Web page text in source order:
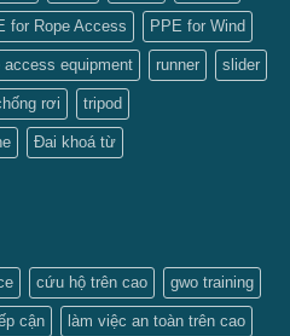
for Rope Access PPE for Wind
access equipment runner slider
rơi tripod
Đai khoá từ
cứu hộ trên cao gwo training
cận làm việc an toàn trên cao